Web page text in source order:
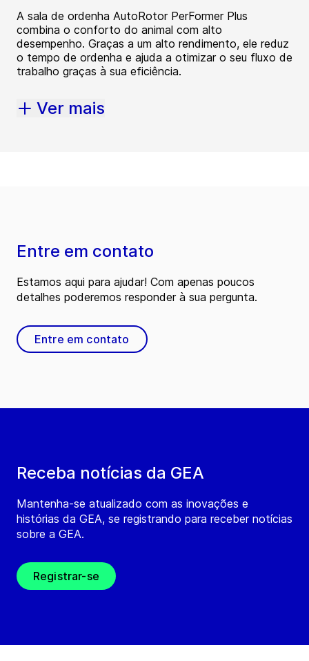
A sala de ordenha AutoRotor PerFormer Plus
combina o conforto do animal com alto
desempenho. Graças a um alto rendimento, ele reduz
o tempo de ordenha e ajuda a otimizar o seu fluxo de
trabalho graças à sua eficiência.
Ver mais
Receba notícias da GEA
Mantenha-se atualizado com as inovações e
histórias da GEA, se registrando para receber notícias
sobre a GEA.
Registrar-se
Entre em contato
Estamos aqui para ajudar! Com apenas poucos
detalhes poderemos responder à sua pergunta.
Entre em contato